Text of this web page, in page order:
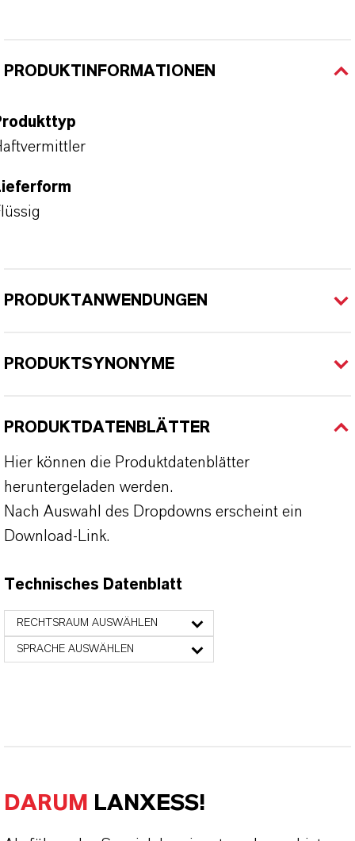
PRODUKTINFORMATIONEN
PRODUKTANWENDUNGEN
PRODUKTSYNONYME
PRODUKTDATENBLÄTTER
Hier können die Produktdatenblätter
heruntergeladen werden.
Nach Auswahl des Dropdowns erscheint ein
Download-Link.
Technisches Datenblatt
RECHTSRAUM AUSWÄHLEN
SPRACHE AUSWÄHLEN
DARUM LANXESS!